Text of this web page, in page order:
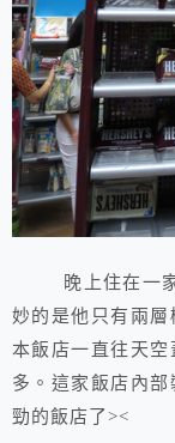
晚上住在一家
妙的是他只有兩層
本飯店一直往天
多。這家飯店內
勁的飯店了><